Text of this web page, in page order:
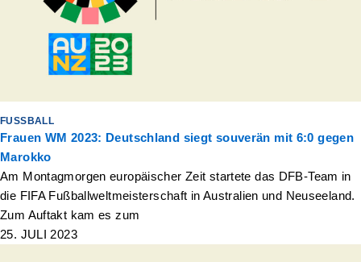
FUSSBALL
Frauen WM 2023: Deutschland siegt souverän mit 6:0 gegen
Marokko
Am Montagmorgen europäischer Zeit startete das DFB-Team in
die FIFA Fußballweltmeisterschaft in Australien und Neuseeland.
Zum Auftakt kam es zum
25. JULI 2023